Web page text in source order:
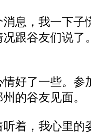
息，我一下子
况跟谷友们说了
好了一些。参
的谷友见面。
着，我心里的